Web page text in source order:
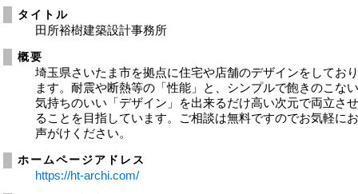
タイトル
田所裕樹建築設計事務所
概要
埼玉県さいたま市を拠点に住宅や店舗のデザインをしてお
ます。耐震や断熱等の「性能」と、シンプルで飽きのこな
気持ちのいい「デザイン」を出来るだけ高い次元で両立さ
ることを目指しています。ご相談は無料ですのでお気軽に
声がけください。
ホームページアドレス
https://ht-archi.com/